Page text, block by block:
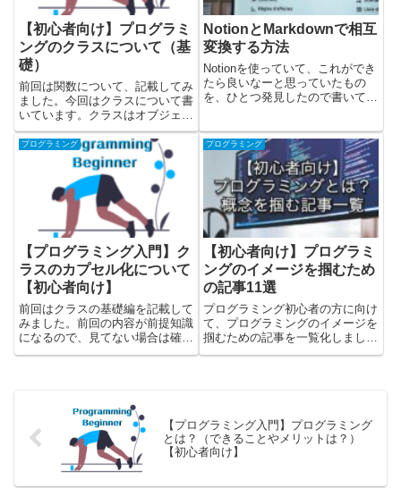
【初心者向け】プログラミ
ングのクラスについて（基
礎）
前回は関数について、記載してみ
ました。今回はクラスについて書
いています。クラスはオブジェク
ト指向プログラミングと呼ばれる
方式でプログラムを作成していく
ときに使っていきます。こちらで
はクラスの概念を学んだ後に、実
際にjavaのコードを見て、ク...
NotionとMarkdownで相互
変換する方法
Notionを使っていて、これができ
たら良いなーと思っていたもの
を、ひとつ発見したので書いてみ
NotionのページからMarkdownに
変換するNotionからMark...
プログラミング
【プログラミング入門】ク
ラスのカプセル化について
【初心者向け】
前回はクラスの基礎編を記載して
みました。前回の内容が前提知識
になるので、見てない場合は確認
してみてください。今回はクラス
ードを見て、カプセル化につい...
プログラミング
【初心者向け】プログラミ
ングのイメージを掴むため
の記事11選
プログラミング初心者の方に向け
て、プログラミングのイメージを
掴むための記事を一覧化しまし
た。プログラミングの概要の記事
で...
【プログラミング入門】プログラミング
とは？（できることやメリットは？）
【初心者向け】